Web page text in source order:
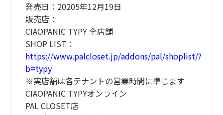
発売日：20205年12月19日
販売店：
CIAOPANIC TYPY 全店舗
SHOP LIST：
https://www.palcloset.jp/addons/pal/shoplist/?
b=typy
※実店舗は各テナントの営業時間に準じます
CIAOPANIC TYPYオンライン
PAL CLOSET店